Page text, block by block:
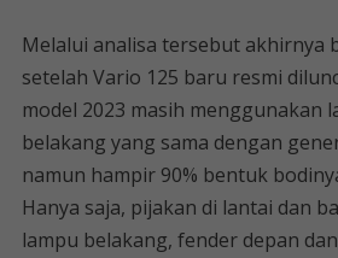
Melalui analisa tersebut akhirnya
setelah Vario 125 baru resmi
model 2023 masih menggunakan
belakang yang sama dengan
namun hampir 90% bentuk
Hanya saja, pijakan di lantai dan
lampu belakang, fender depan